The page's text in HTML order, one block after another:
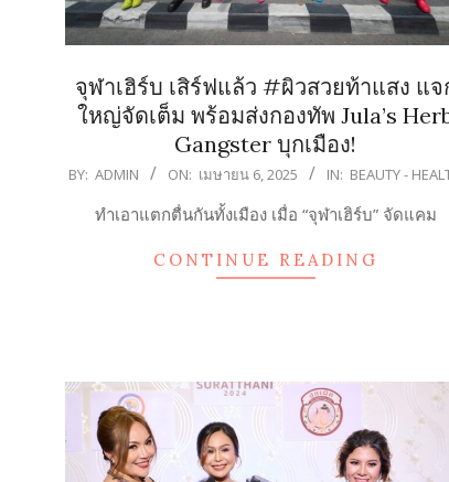
จุฬาเฮิร์บ เสิร์ฟแล้ว #ผิวสวยท้าแสง แจ
ใหญ่จัดเต็ม พร้อมส่งกองทัพ Jula’s
Gangster บุกเมือง!
2025-
BY: ADMIN ON: เมษายน 6, 2025 IN: BEAUTY -
ทำเอาแตกตื่นกันทั้งเมือง เมื่อ “จุฬาเฮิร์บ” จัดแคม
CONTINUE READING